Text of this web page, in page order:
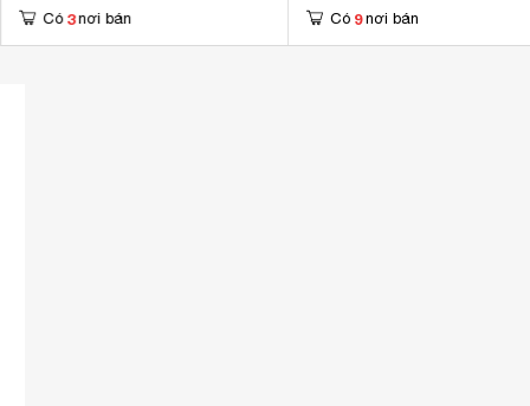
Có 3 nơi bán Có 9 nơi bán